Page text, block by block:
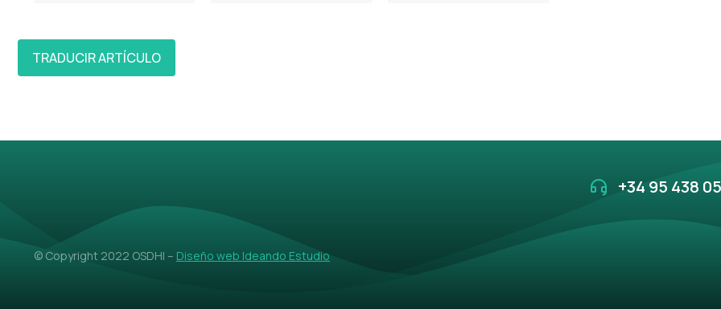
TRADUCIR ARTÍCULO
+34 95 438
© Copyright 2022 OSDHI – Diseño web Ideando Estudio